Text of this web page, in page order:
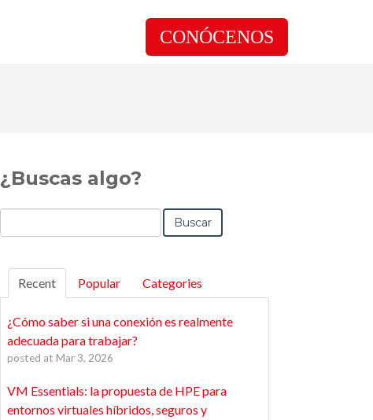
CONÓCENOS
¿Buscas algo?
Buscar
Recent Popular Categories
¿Cómo saber si una conexión es realmente
adecuada para trabajar?
posted at Mar 3, 2026
VM Essentials: la propuesta de HPE para
entornos virtuales híbridos, seguros y